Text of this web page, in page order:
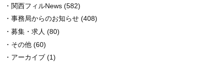
関西フィルNews(582)
事務局からのお知らせ(408)
募集・求人 (80)
その他(60)
アーカイブ(1)